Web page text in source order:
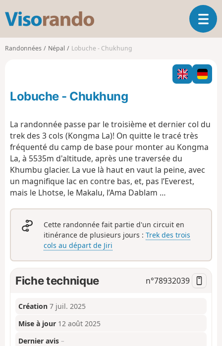
s
o
o
O
u
i
r
l
v
g
t
Randonnées Népal Lobuche - Chukhung
Lobuche - Chukhung
La randonnée passe par le troisième et dernier col du
trek des 3 cols (Kongma La)! On quitte le tracé très
fréquenté du camp de base pour monter au Kongma
La, à 5535m d'altitude, après une traversée du
Khumbu glacier. La vue là haut en vaut la peine, avec
un magnifique lac en contre bas, et, pas l’Everest,
mais le Lhotse, le Makalu, l’Ama Dablam …
Cette randonnée fait partie d'un circuit en
itinérance de plusieurs jours :Trek des trois
cols au départ de Jiri
Fiche technique n°78932039
Création 7 juil. 2025
Mise à jour 12 août 2025
Dernier avis –